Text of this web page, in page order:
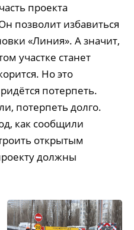
проекта
позволит избавиться
«Линия». А значит,
участке станет
Но это
потерпеть.
потерпеть долго.
как сообщили
открытым
должны